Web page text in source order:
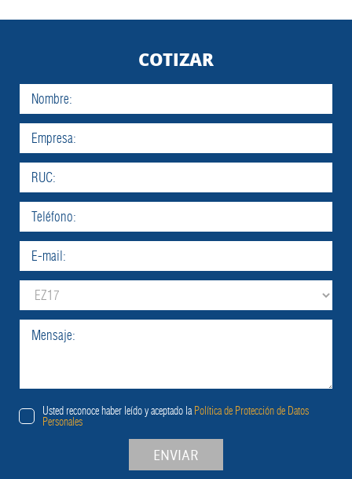
COTIZAR
Usted reconoce haber leído y aceptado laPolítica de Protección de Datos
Personales
ENVIAR